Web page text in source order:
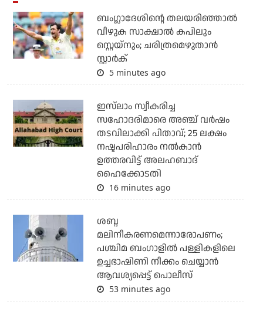
ബംഗ്ലാദേശിന്റെ തലയരിഞ്ഞാല്‍
വീഴുക സാക്ഷാല്‍ കപിലും
സ്റ്റെയ്‌നും; ചരിത്രമെഴുതാന്‍
സ്റ്റാര്‍ക്
5 minutes ago
ഇസ്‌ലാം സ്വീകരിച്ച
സഹോദരിമാരെ അഞ്ച് വര്‍ഷം
തടവിലാക്കി പിതാവ്; 25 ലക്ഷം
നഷ്ടപരിഹാരം നല്‍കാന്‍
ഉത്തരവിട്ട് അലഹബാദ്
ഹൈക്കോടതി
16 minutes ago
ശബ്ദ
മലിനീകരണമെന്നാരോപണം;
പശ്ചിമ ബംഗാളില്‍ പള്ളികളിലെ
ഉച്ചഭാഷിണി നീക്കം ചെയ്യാന്‍
ആവശ്യപ്പെട്ട് പൊലീസ്
53 minutes ago